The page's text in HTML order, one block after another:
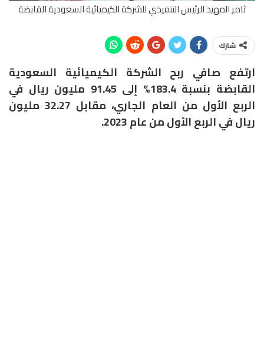
ثامر المهيد الرئيس التنفيذي للشركة الكيميائية السعودية القابضة
شارك
ارتفع صافي ربح الشركة الكيميائية السعودية
القابضة بنسبة 183.4% إلى 91.45 مليون ريال في
الربع الأول من العام الجاري، مقابل 32.27 مليون
ريال في الربع الأول من عام 2023.